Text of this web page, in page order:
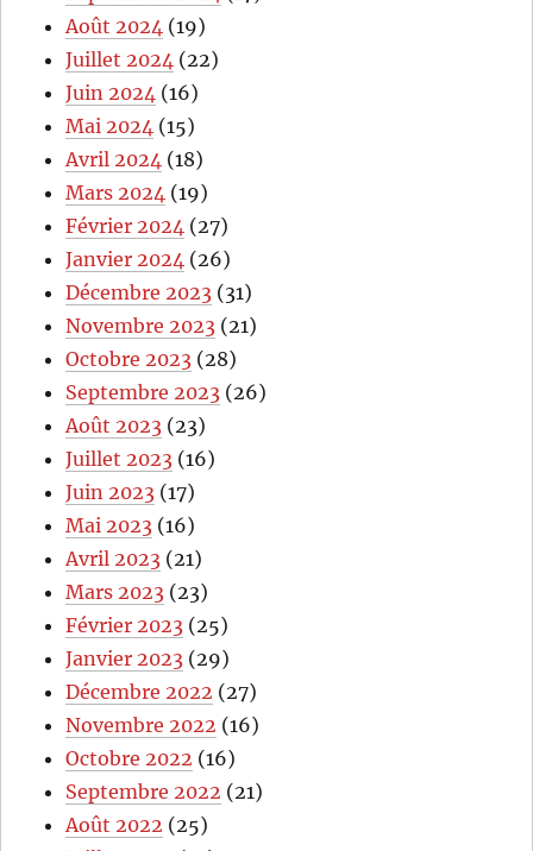
Août 2024 (19)
Juillet 2024 (22)
Juin 2024 (16)
Mai 2024 (15)
Avril 2024 (18)
Mars 2024 (19)
Février 2024 (27)
Janvier 2024 (26)
Décembre 2023 (31)
Novembre 2023 (21)
Octobre 2023 (28)
Septembre 2023 (26)
Août 2023 (23)
Juillet 2023 (16)
Juin 2023 (17)
Mai 2023 (16)
Avril 2023 (21)
Mars 2023 (23)
Février 2023 (25)
Janvier 2023 (29)
Décembre 2022 (27)
Novembre 2022 (16)
Octobre 2022 (16)
Septembre 2022 (21)
Août 2022 (25)